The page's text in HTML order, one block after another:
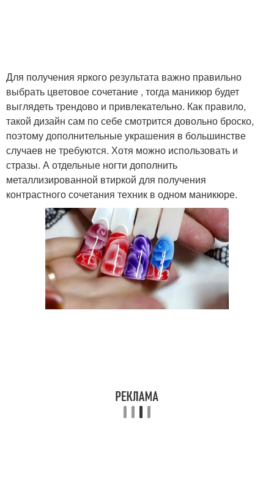
Для получения яркого результата важно правильно
выбрать цветовое сочетание , тогда маникюр будет
выглядеть трендово и привлекательно. Как правило,
такой дизайн сам по себе смотрится довольно броско,
поэтому дополнительные украшения в большинстве
случаев не требуются. Хотя можно использовать и
стразы. А отдельные ногти дополнить
металлизированной втиркой для получения
контрастного сочетания техник в одном маникюре.